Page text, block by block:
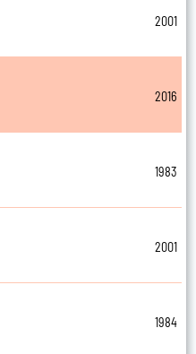
2001
2016
1983
2001
1984